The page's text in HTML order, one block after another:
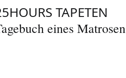
TAPETEN
eines Matrosen